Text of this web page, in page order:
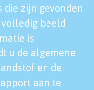
die zijn gevonden
beeld
is
u de algemene
en de
aan te